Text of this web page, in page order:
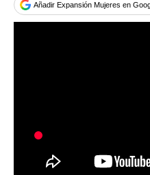
Añadir Expansión Mujeres en